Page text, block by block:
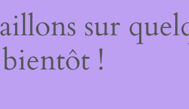
sur
!